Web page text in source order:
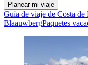
Planear mi viaje
Guía de viaje de Costa de
BlaauwbergPaquetes